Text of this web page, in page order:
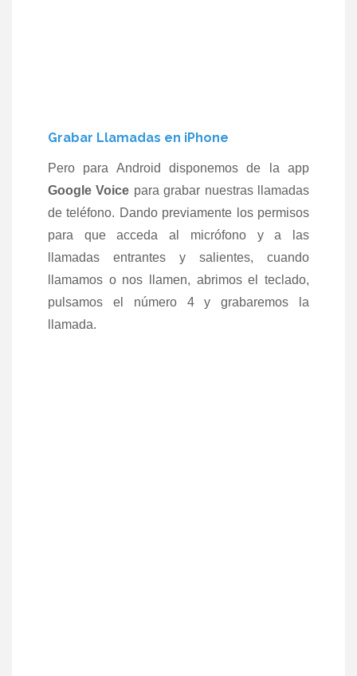
Grabar Llamadas en iPhone
Pero para Android disponemos de la app
Google Voice para grabar nuestras llamadas
de teléfono. Dando previamente los permisos
para que acceda al micrófono y a las
llamadas entrantes y salientes, cuando
llamamos o nos llamen, abrimos el teclado,
pulsamos el número 4 y grabaremos la
llamada.